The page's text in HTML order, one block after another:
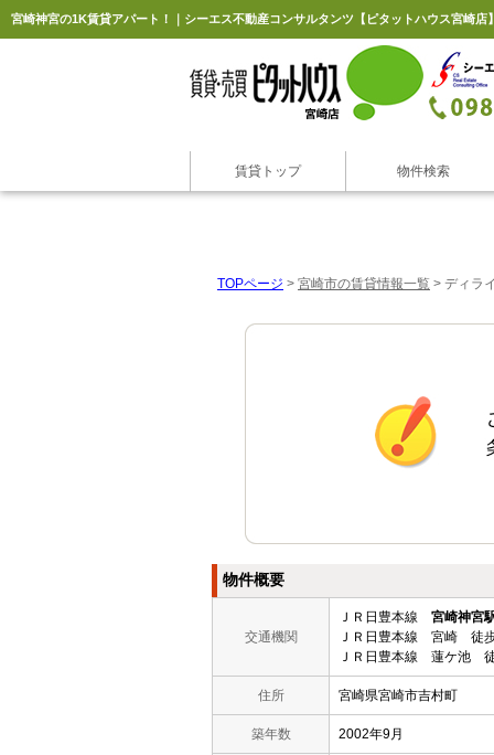
宮崎神宮の1K賃貸アパート！｜シーエス不動産コンサルタンツ【ピタットハウス宮崎店
賃貸トップ 物件検索
TOPページ > 宮崎市の賃貸情報一覧 > ディラ
物件概要
交通機関
ＪＲ日豊本線 宮崎神宮
ＪＲ日豊本線 宮崎 徒
ＪＲ日豊本線 蓮ケ池
住所 宮崎県宮崎市吉村町
築年数 2002年9月